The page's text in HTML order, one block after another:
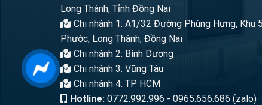
Long Thành, Tỉnh Đồng Nai
Chi nhánh 1: A1/32 Đường Phùng Hưng, Khu
Phước, Long Thành, Đồng Nai
Chi nhánh 2: Bình Dương
Chi nhánh 3: Vũng Tàu
Chi nhánh 4: TP HCM
Hotline:0772.992.996 - 0965.656.686 (zalo)